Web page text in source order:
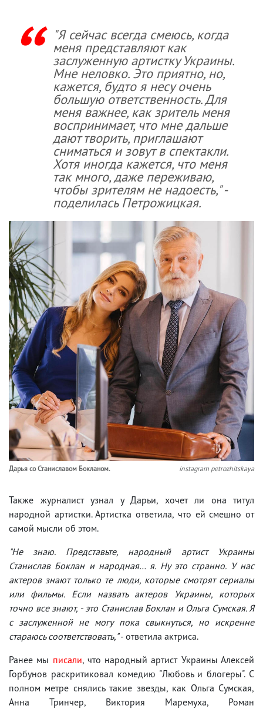
"Я сейчас всегда смеюсь, когда
меня представляют как
заслуженную артистку Украины.
Мне неловко. Это приятно, но,
кажется, будто я несу очень
большую ответственность. Для
меня важнее, как зритель меня
воспринимает, что мне дальше
дают творить, приглашают
сниматься и зовут в спектакли.
Хотя иногда кажется, что меня
так много, даже переживаю,
чтобы зрителям не надоесть," -
поделилась Петрожицкая.
Дарья со Станиславом Бокланом. instagram petrozhitskaya
Также журналист узнал у Дарьи, хочет ли она титул
народной артистки. Артистка ответила, что ей смешно от
самой мысли об этом.
"Не знаю. Представьте, народный артист Украины
Станислав Боклан и народная… я. Ну это странно. У нас
актеров знают только те люди, которые смотрят сериалы
или фильмы. Если назвать актеров Украины, которых
точно все знают, - это Станислав Боклан и Ольга Сумская. Я
с заслуженной не могу пока свыкнуться, но искренне
стараюсь соответствовать,"- ответила актриса.
Ранее мы писали, что народный артист Украины Алексей
Горбунов раскритиковал комедию "Любовь и блогеры". С
полном метре снялись такие звезды, как Ольга Сумская,
Анна Тринчер, Виктория Маремуха, Роман